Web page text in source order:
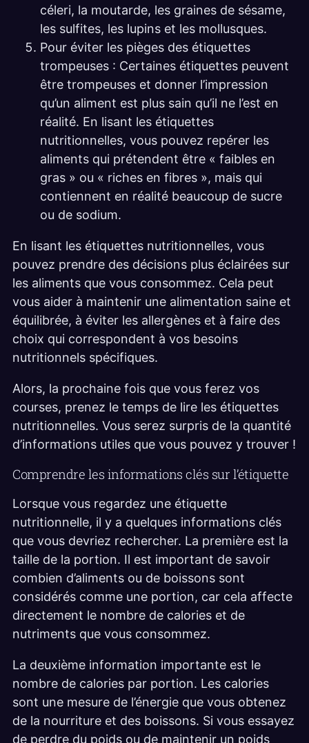
céleri, la moutarde, les graines de sésame,
les sulfites, les lupins et les mollusques.
Pour éviter les pièges des étiquettes
trompeuses : Certaines étiquettes peuvent
être trompeuses et donner l’impression
qu’un aliment est plus sain qu’il ne l’est en
réalité. En lisant les étiquettes
nutritionnelles, vous pouvez repérer les
aliments qui prétendent être « faibles en
gras » ou « riches en fibres », mais qui
contiennent en réalité beaucoup de sucre
ou de sodium.
En lisant les étiquettes nutritionnelles, vous
pouvez prendre des décisions plus éclairées sur
les aliments que vous consommez. Cela peut
vous aider à maintenir une alimentation saine et
équilibrée, à éviter les allergènes et à faire des
choix qui correspondent à vos besoins
nutritionnels spécifiques.
Alors, la prochaine fois que vous ferez vos
courses, prenez le temps de lire les étiquettes
nutritionnelles. Vous serez surpris de la quantité
d’informations utiles que vous pouvez y trouver !
Comprendre les informations clés sur l’étiquette
Lorsque vous regardez une étiquette
nutritionnelle, il y a quelques informations clés
que vous devriez rechercher. La première est la
taille de la portion. Il est important de savoir
combien d’aliments ou de boissons sont
considérés comme une portion, car cela affecte
directement le nombre de calories et de
nutriments que vous consommez.
La deuxième information importante est le
nombre de calories par portion. Les calories
sont une mesure de l’énergie que vous obtenez
de la nourriture et des boissons. Si vous essayez
de perdre du poids ou de maintenir un poids